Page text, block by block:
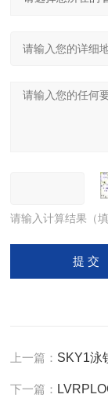
请输入计算结果（
上一篇： SKY1泳
下一篇：